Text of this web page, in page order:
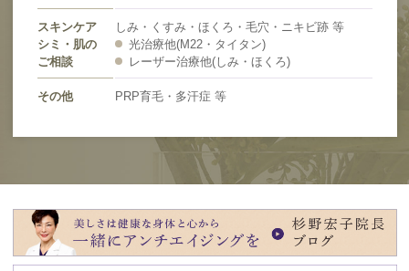
スキンケア
シミ・肌の
ご相談
しみ・くすみ・ほくろ・毛穴・ニキビ跡 等
光治療他(M22・タイタン)
レーザー治療他(しみ・ほくろ)
その他 PRP育毛・多汗症 等